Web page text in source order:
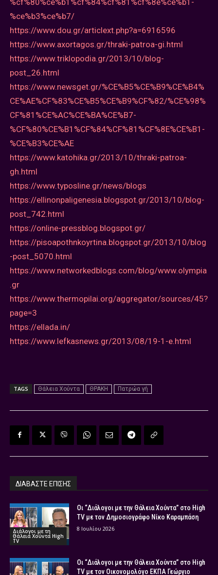
%ce%b3%ce%b7/
https://www.dou.gr/articlext.php?a=6916596
https://www.axortagos.gr/thraki-patroa-gi.html
https://www.triklopodia.gr/2013/10/blog-
post_26.html
https://www.newsget.gr/%CE%B5%CE%B9%CE%B4%
CE%AE%CF%83%CE%B5%CE%B9%CF%82/%CE%98%
CF%81%CE%AC%CE%BA%CE%B7-
%CF%80%CE%B1%CF%84%CF%81%CF%8E%CE%B1-
%CE%B3%CE%AE
https://www.katohika.gr/2013/10/thraki-patroa-
gh.html
https://www.typosline.gr/news/blogs
https://ellinonpaligenesia.blogspot.gr/2013/10/blog-
post_742.html
https://online-pressblog.blogspot.gr/
https://pisoapothnkoyrtina.blogspot.gr/2013/10/blog
-post_5070.html
https://www.networkedblogs.com/blog/www.olympia
.gr
https://www.thermopilai.org/aggregator/sources/45?
page=3
https://ellada.in/
https://www.lefkasnews.gr/2013/08/19-1-e.html
TAGS Θάλεια Χούντα ΘΡΑΚΗ Πατρώα γή
ΔΙΑΒΑΣΤΕ ΕΠΙΣΗΣ
Διάλογοι με τη
Θάλεια Χούντα High
TV
Οι “Διάλογοι με την Θάλεια Χούντα” στο High
TV με τον Δημοσιογράφο Νίκο Καραμπάση
8 Ιουλίου 2026
Οι “Διάλογοι με την Θάλεια Χούντα” στο High
TV με τον Οικονομολόγο ΕΚΠΑ Γεώργιο